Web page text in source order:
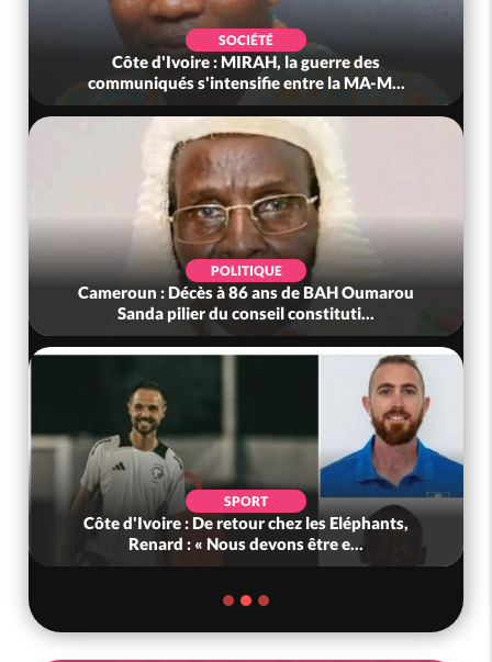
SOCIÉTÉ
Côte d'Ivoire : MIRAH, la guerre des
communiqués s'intensifie entre la MA-M...
POLITIQUE
Cameroun : Décès à 86 ans de BAH Oumarou
Sanda pilier du conseil constituti...
SPORT
Côte d'Ivoire : De retour chez les Eléphants,
Renard : « Nous devons être e...